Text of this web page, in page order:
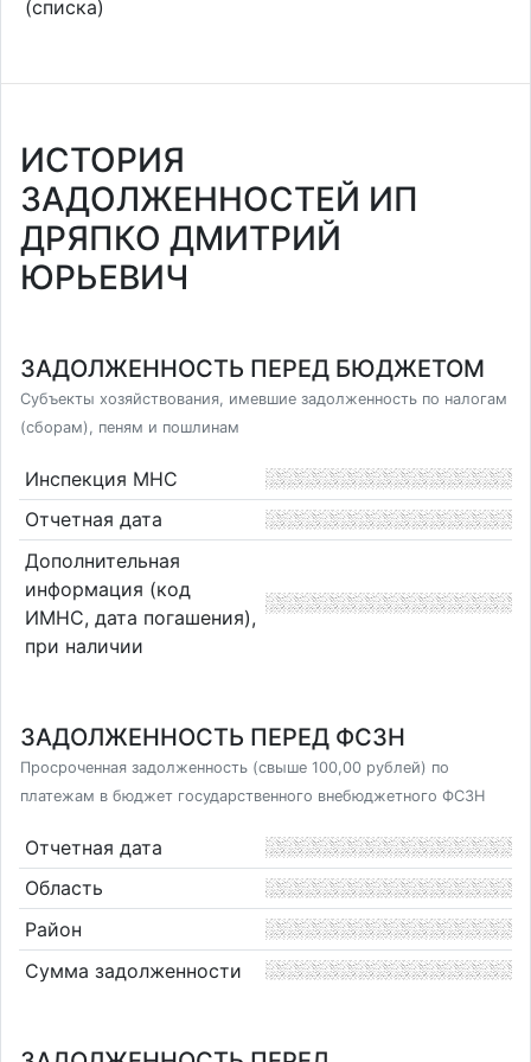
(списка)
ИСТОРИЯ
ЗАДОЛЖЕННОСТЕЙ ИП
ДРЯПКО ДМИТРИЙ
ЮРЬЕВИЧ
ЗАДОЛЖЕННОСТЬ ПЕРЕД БЮДЖЕТОМ
Субъекты хозяйствования, имевшие задолженность по налогам
(сборам), пеням и пошлинам
Инспекция МНС
Отчетная дата
Дополнительная
информация (код
ИМНС, дата погашения),
при наличии
ЗАДОЛЖЕННОСТЬ ПЕРЕД ФСЗН
Просроченная задолженность (свыше 100,00 рублей) по
платежам в бюджет государственного внебюджетного ФСЗН
Отчетная дата
Область
Район
Сумма задолженности